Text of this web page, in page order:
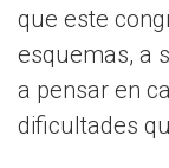
que este
esquemas, a
a pensar en
dificultades